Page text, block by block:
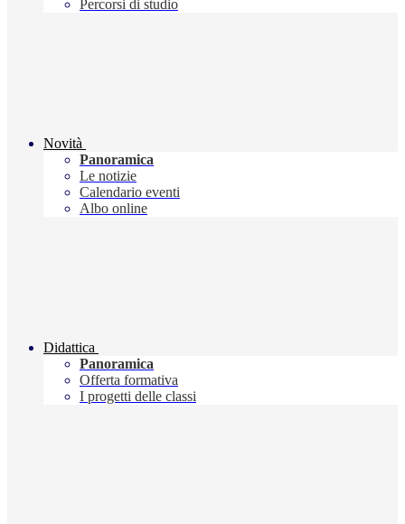
Percorsi di studio
Novità
Panoramica
Le notizie
Calendario eventi
Albo online
Didattica
Panoramica
Offerta formativa
I progetti delle classi